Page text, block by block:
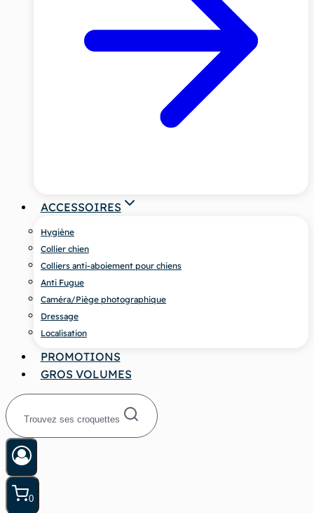
ACCESSOIRES
Hygiène
Collier chien
Colliers anti-aboiement pour chiens
Anti Fugue
Caméra/Piège photographique
Dressage
Localisation
PROMOTIONS
GROS VOLUMES
Trouvez ses croquettes
0